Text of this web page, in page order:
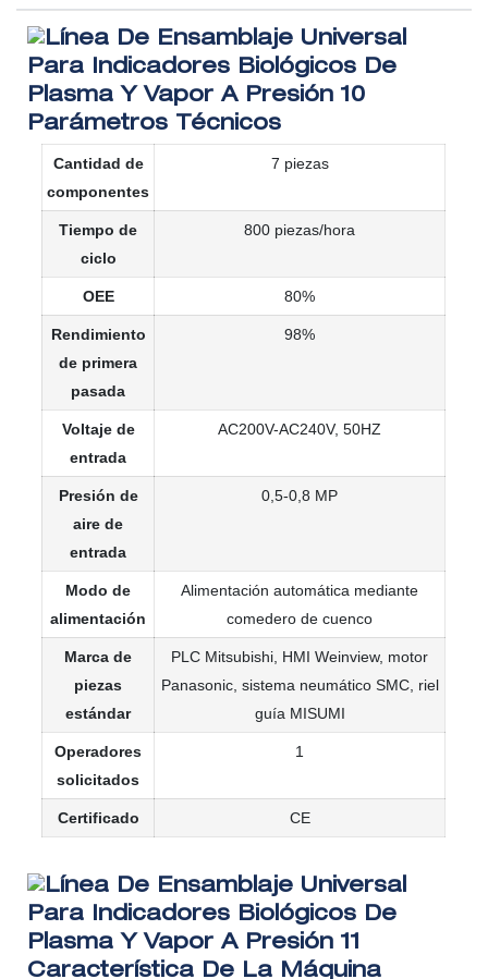
Parámetros Técnicos
Cantidad de
componentes
7 piezas
Tiempo de
ciclo
800 piezas/hora
OEE 80%
Rendimiento
de primera
pasada
98%
Voltaje de
entrada
AC200V-AC240V, 50HZ
Presión de
aire de
entrada
0,5-0,8 MP
Modo de
alimentación
Alimentación automática mediante
comedero de cuenco
Marca de
piezas
estándar
PLC Mitsubishi, HMI Weinview, motor
Panasonic, sistema neumático SMC, riel
guía MISUMI
Operadores
solicitados
1
Certificado CE
Característica De La Máquina